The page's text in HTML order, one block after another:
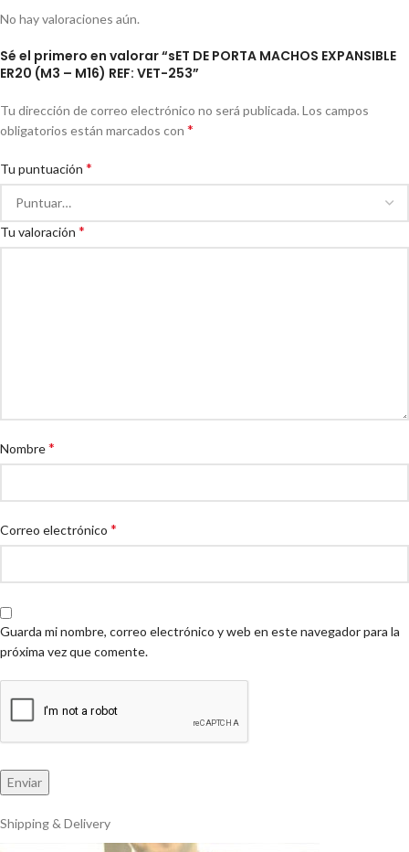
No hay valoraciones aún.
Sé el primero en valorar “sET DE PORTA MACHOS EXPANSIBLE
ER20 (M3 – M16) REF: VET-253”
Tu dirección de correo electrónico no será publicada. Los campos
obligatorios están marcados con *
Tu puntuación *
Tu valoración *
Nombre*
Correo electrónico *
Guarda mi nombre, correo electrónico y web en este navegador para la
próxima vez que comente.
Shipping & Delivery